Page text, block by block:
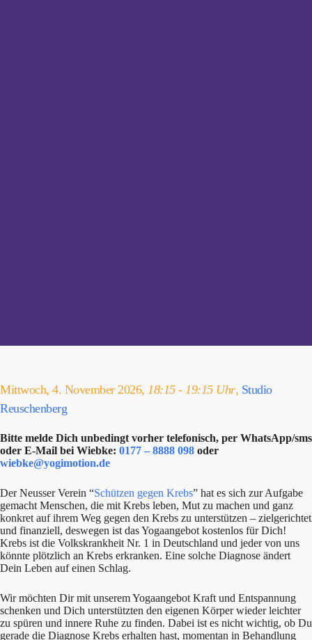
Mittwoch, 4. November 2026, 18:15 - 19:15 Uhr, Studio
Reuschenberg
Bitte melde Dich unbedingt vorher telefonisch, per WhatsApp/sms
oder E-Mail bei Wiebke: 0177 – 8888 098 oder
wiebke@yogimotion.de
Der Neusser Verein “Schützen gegen Krebs” hat es sich zur Aufgabe
gemacht Menschen, die mit Krebs leben, Mut zu machen und ganz
konkret auf ihrem Weg gegen den Krebs zu unterstützen – zielgerichtet
und finanziell, deswegen ist das Yogaangebot kostenlos für Dich!
Krebs ist die Volkskrankheit Nr. 1 in Deutschland und jeder von uns
könnte plötzlich an Krebs erkranken. Eine solche Diagnose ändert
Dein Leben auf einen Schlag.
Wir möchten Dir mit unserem Yogaangebot Kraft und Entspannung
schenken und Dich unterstützten den eigenen Körper wieder leichter
zu spüren und innere Ruhe zu finden. Dabei ist es nicht wichtig, ob Du
gerade die Diagnose Krebs erhalten hast, momentan in Behandlung